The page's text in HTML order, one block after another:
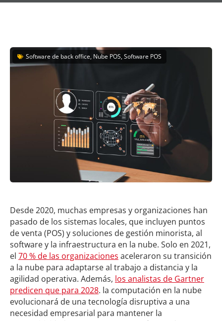
Software de back office, Nube POS, Software POS
Desde 2020, muchas empresas y organizaciones han
pasado de los sistemas locales, que incluyen puntos
de venta (POS) y soluciones de gestión minorista, al
software y la infraestructura en la nube. Solo en 2021,
el 70 % de las organizaciones aceleraron su transición
a la nube para adaptarse al trabajo a distancia y la
agilidad operativa. Además, los analistas de Gartner
predicen que para 2028. la computación en la nube
evolucionará de una tecnología disruptiva a una
necesidad empresarial para mantener la